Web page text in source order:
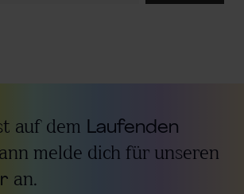
auf dem Laufenden
melde dich für unseren
an.